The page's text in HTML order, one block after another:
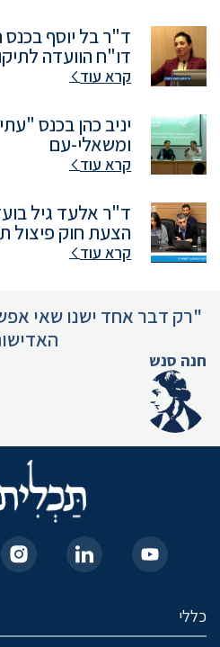
ד"ר בל יוסף
דו"ח הוועדה
קרא עוד
יניב כהן בכנס
ומשאלי-עם
קרא עוד
ד"ר אלעד גיל
הצעת חוק פיצול
קרא עוד
"רק דבר אחד ישנו שאי
חנה סנש
כללי